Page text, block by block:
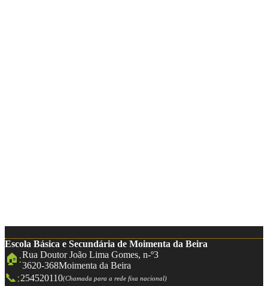
Escola Básica e Secundária de Moimenta da Beira
🏠:Rua Doutor João Lima Gomes, n-º3
3620-368Moimenta da Beira
📞:254520110(Chamada para a rede fixa nacional)